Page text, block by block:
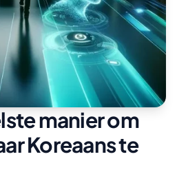
manier om
Koreaans te